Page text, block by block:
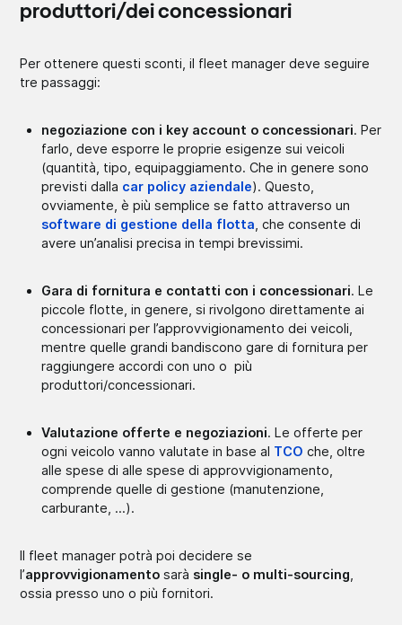
produttori/dei concessionari
Per ottenere questi sconti, il fleet manager deve seguire
tre passaggi:
negoziazione con i key account o concessionari. Per
farlo, deve esporre le proprie esigenze sui veicoli
(quantità, tipo, equipaggiamento. Che in genere sono
previsti dalla car policy aziendale). Questo,
ovviamente, è più semplice se fatto attraverso un
software di gestione della flotta , che consente di
avere un’analisi precisa in tempi brevissimi.
Gara di fornitura e contatti con i concessionari. Le
piccole flotte, in genere, si rivolgono direttamente ai
concessionari per l’approvvigionamento dei veicoli,
mentre quelle grandi bandiscono gare di fornitura per
raggiungere accordi con uno o più
produttori/concessionari.
Valutazione offerte e negoziazioni. Le offerte per
ogni veicolo vanno valutate in base al TCO che, oltre
alle spese di alle spese di approvvigionamento,
comprende quelle di gestione (manutenzione,
carburante, …).
Il fleet manager potrà poi decidere se
l’approvvigionamentosarà single- o multi-sourcing
ossia presso uno o più fornitori.